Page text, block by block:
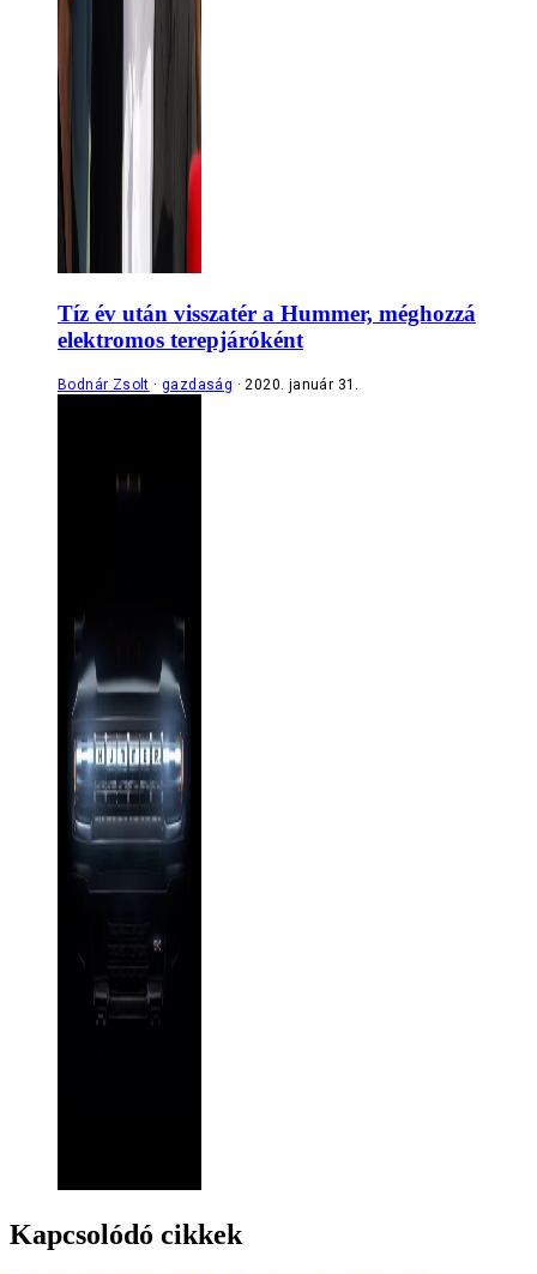
Tíz év után visszatér a Hummer, méghozzá
elektromos terepjáróként
Bodnár Zsolt gazdaság 2020. január 31.
Kapcsolódó cikkek